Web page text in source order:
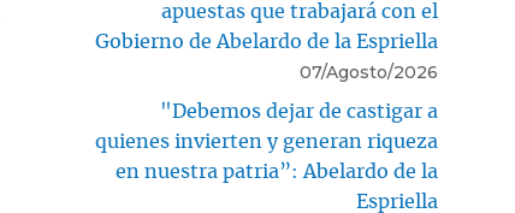
apuestas que trabajará con el
Gobierno de Abelardo de la Espriella
07/Agosto/2026
"Debemos dejar de castigar a
quienes invierten y generan riqueza
en nuestra patria”: Abelardo de la
Espriella